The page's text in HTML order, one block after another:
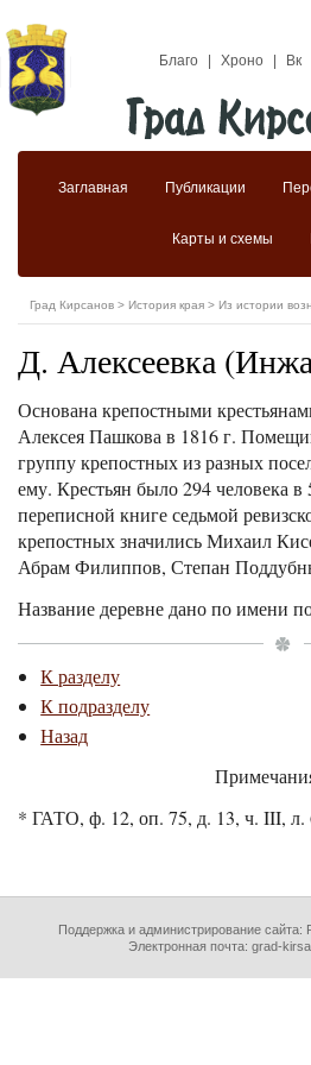
Благо Хроно Вк
Заглавная Публикации
Карты и схемы
Град Кирсанов > История края > Из истории
Д. Алексеевка
Основана крепостными
Алексея Пашкова в 1816 г.
группу крепостных из разных
ему. Крестьян было 294 человека
переписной книге седьмой
крепостных значились Михаил
Абрам Филиппов, Степан
Название деревне дано по имени
К разделу
К подразделу
Назад
* ГАТО, ф. 12, оп. 75, д. 13, ч. III, л.
Поддержка и администрирование сайта:
Электронная почта: grad-